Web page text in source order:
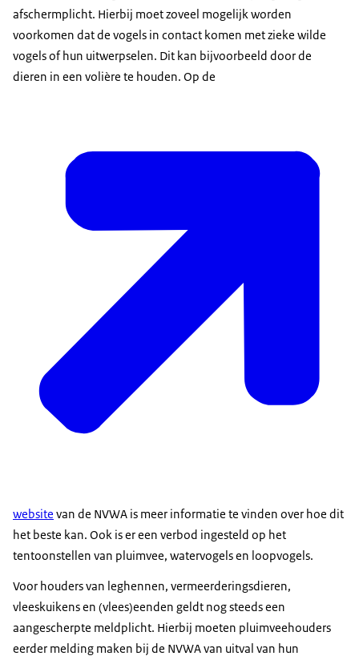
afschermplicht. Hierbij moet zoveel mogelijk worden
voorkomen dat de vogels in contact komen met zieke wilde
vogels of hun uitwerpselen. Dit kan bijvoorbeeld door de
dieren in een volière te houden. Op de
website van de NVWA is meer informatie te vinden over hoe dit
het beste kan. Ook is er een verbod ingesteld op het
tentoonstellen van pluimvee, watervogels en loopvogels.
Voor houders van leghennen, vermeerderingsdieren,
vleeskuikens en (vlees)eenden geldt nog steeds een
aangescherpte meldplicht. Hierbij moeten pluimveehouders
eerder melding maken bij de NVWA van uitval van hun